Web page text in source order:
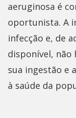
aeruginosa é
oportunista. A
infecção e, de
disponível, não
sua ingestão e
à saúde da